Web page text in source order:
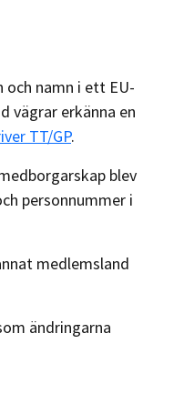
namn i ett EU-
vägrar erkänna en
TT/GP.
blev
personnummer i
medlemsland
ändringarna